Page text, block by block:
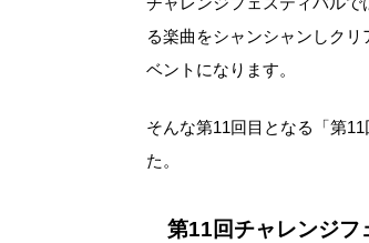
る楽曲をシャンシャンしク
ベントになります。
そんな第11回目となる「第
た。
第11回チャレンジフ